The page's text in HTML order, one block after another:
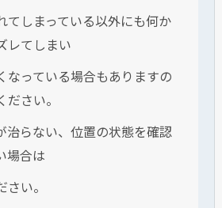
てしまっている以外にも何か
レてしまい
なっている場合もありますの
さい。
治らない、位置の状態を確認
場合は
い。